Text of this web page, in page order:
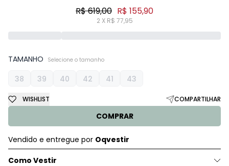
R$ 619,00 R$ 155,90
2 X R$ 77,95
TAMANHO Selecione o tamanho
38 39 40 42 41 43
COMPRAR
WISHLIST COMPARTILHAR
Vendido e entregue por Oqvestir
Como Vestir